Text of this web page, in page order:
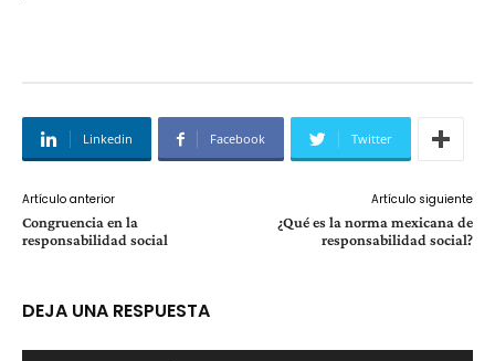
Linkedin Facebook Twitter
Artículo anterior
Congruencia en la
responsabilidad social
Artículo siguiente
¿Qué es la norma mexicana de
responsabilidad social?
DEJA UNA RESPUESTA